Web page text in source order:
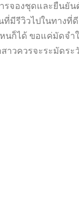
รจองชุดและยืนยั
มีรีวิวไปในทางที่
นก็ได้ ขอแค่มัดจำ
าวควรจะระมัดร